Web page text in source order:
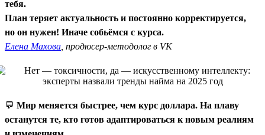
тебя.
План теряет актуальность и постоянно корректируется,
но он нужен! Иначе собьёмся с курса.
Елена Махова , продюсер-методолог в VK
💬 Мир меняется быстрее, чем курс доллара. На плаву
останутся те, кто готов адаптироваться к новым реалиям